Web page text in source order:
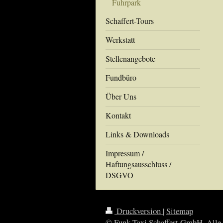
Schaffert-Tours
Werkstatt
Stellenangebote
Fundbüro
Über Uns
Kontakt
Links & Downloads
Impressum /
Haftungsausschluss /
DSGVO
Druckversion |Sitemap